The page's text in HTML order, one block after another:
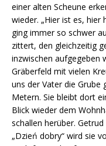
einer alten Scheune
wieder. „Hier ist es, hier
ging immer so schwer
zittert, den gleichzeitig
inzwischen aufgegeben
Gräberfeld mit vielen
uns der Vater die Grube
Metern. Sie bleibt dort
Blick wieder dem
schallen herüber.
„Dzień dobry“ wird sie